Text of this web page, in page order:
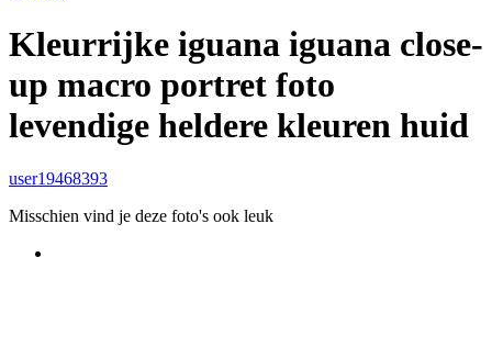
Kleurrijke iguana iguana close-
up macro portret foto
levendige heldere kleuren huid
user19468393
Misschien vind je deze foto's ook leuk